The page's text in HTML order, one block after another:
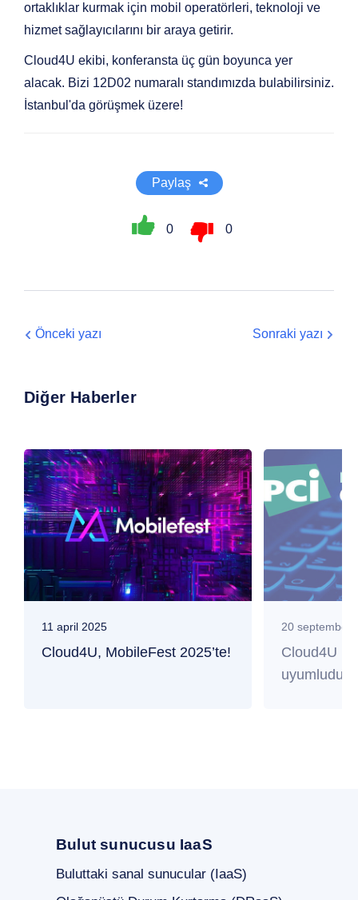
ortaklıklar kurmak için mobil operatörleri, teknoloji ve
hizmet sağlayıcılarını bir araya getirir.
Cloud4U ekibi, konferansta üç gün boyunca yer
alacak. Bizi 12D02 numaralı standımızda bulabilirsiniz.
İstanbul'da görüşmek üzere!
Paylaş
0 0
Önceki yazı Sonraki yazı
Diğer Haberler
11 april 2025
Cloud4U, MobileFest 2025’te!
20 september
Cloud4U
uyumludur
Bulut sunucusu IaaS
Buluttaki sanal sunucular (IaaS)